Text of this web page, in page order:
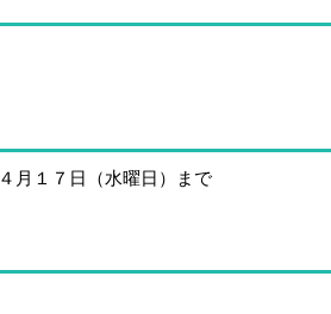
月１７日（水曜日）まで